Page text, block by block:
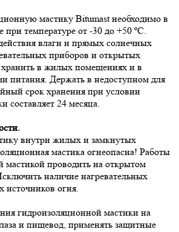
мастику Bitumast необходимо в
при температуре от -30 до +50 ºС.
влаги и прямых солнечных
приборов и открытых
в жилых помещениях и в
питания. Держать в недоступном для
срок хранения при условии
составляет 24 месяца.
внутри жилых и замкнутых
мастика огнеопасна! Работы
мастикой проводить на открытом
наличие нагревательных
источников огня.
гидроизоляционной мастики на
и пищевод, применять защитные